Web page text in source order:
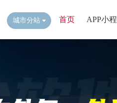
城市分站 首页 APP小